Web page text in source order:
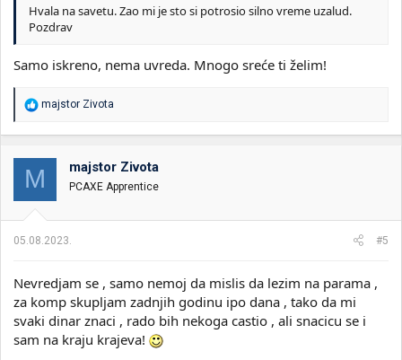
Hvala na savetu. Zao mi je sto si potrosio silno vreme uzalud.
Pozdrav
Samo iskreno, nema uvreda. Mnogo sreće ti želim!
R
o
v
a
n
:
majstor Zivota
M majstor Zivota
PCAXE Apprentice
05.08.2023. #5
Nevredjam se , samo nemoj da mislis da lezim na parama ,
za komp skupljam zadnjih godinu ipo dana , tako da mi
svaki dinar znaci , rado bih nekoga castio , ali snacicu se i
sam na kraju krajeva!